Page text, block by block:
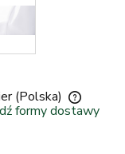
(Polska)
formy dostawy